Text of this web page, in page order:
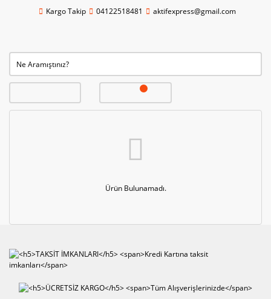
Kargo Takip 04122518481 aktifexpress@gmail.com
Ürün Bulunamadı.